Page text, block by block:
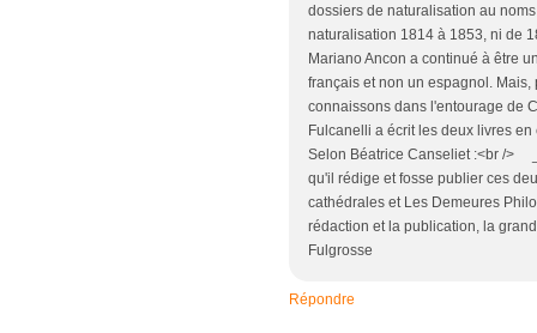
dossiers de naturalisation au
naturalisation 1814 à 1853, ni de
Mariano Ancon a continué à être
français et non un espagnol.
connaissons dans l'entourage de
Fulcanelli a écrit les deux livres
Selon Béatrice Canseliet :<br />
qu'il rédige et fosse publier ces
cathédrales et Les Demeures
rédaction et la publication, la
Fulgrosse
Répondre